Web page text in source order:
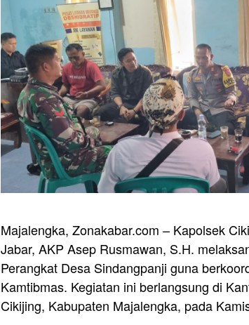
Majalengka, Zonakabar.com – Kapolsek
Jabar, AKP Asep Rusmawan, S.H.
Perangkat Desa Sindangpanji guna
Kamtibmas. Kegiatan ini berlangsung di
Cikijing, Kabupaten Majalengka, pada